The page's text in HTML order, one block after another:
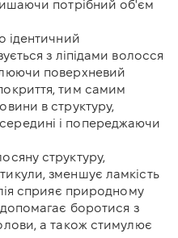
потрібний об'єм
ідентичний
з ліпідами волосся
поверхневий
тим самим
в структуру,
і попереджаючи
структуру,
зменшує ламкість
сприяє природному
боротися з
а також стимулює